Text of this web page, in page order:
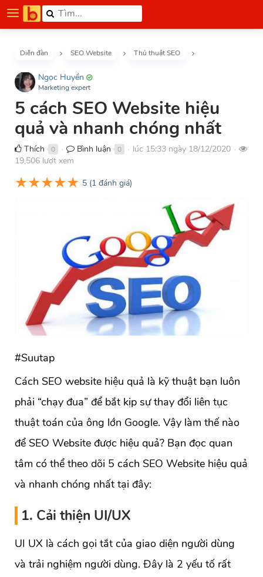
Diễn đàn SEO Website Thủ thuật SEO
Ngọc Huyền
Marketing expert
5 cách SEO Website hiệu
quả và nhanh chóng nhất
Thích 0 ● Bình luận 0 ● lúc 15:33 ngày 18/12/2020 ●
19,506 lượt xem
★★★★★ 5 (1 đánh giá)
#Suutap
Cách SEO website hiệu quả là kỹ thuật bạn luôn
phải “chạy đua” để bắt kịp sự thay đổi liên tục
thuật toán của ông lớn Google. Vậy làm thế nào
để SEO Website được hiệu quả? Bạn đọc quan
tâm có thể theo dõi 5 cách SEO Website hiệu quả
và nhanh chóng nhất tại đây:
1. Cải thiện UI/UX
UI UX là cách gọi tắt của giao diện người dùng
và trải nghiệm người dùng. Đây là 2 yếu tố rất